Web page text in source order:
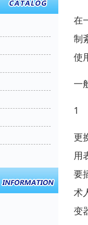
在
制
使
一
1
更
用
要
术
变